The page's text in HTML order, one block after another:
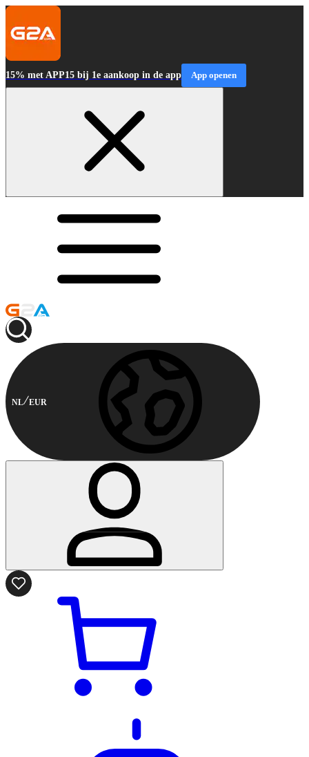
15% met APP15 bij 1e aankoop in de app App openen
NL EUR